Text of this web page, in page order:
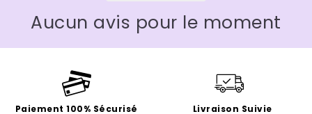
Aucun avis pour le moment
Paiement 100% Sécurisé
Livraison Suivie